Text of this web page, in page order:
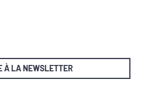
À LA NEWSLETTER